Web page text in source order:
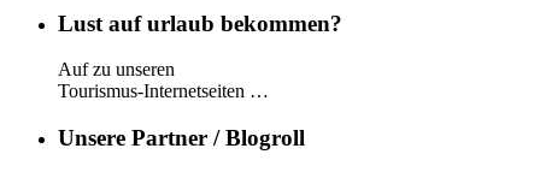
Lust auf urlaub bekommen?
Auf zu unseren
Tourismus-Internetseiten …
Unsere Partner / Blogroll